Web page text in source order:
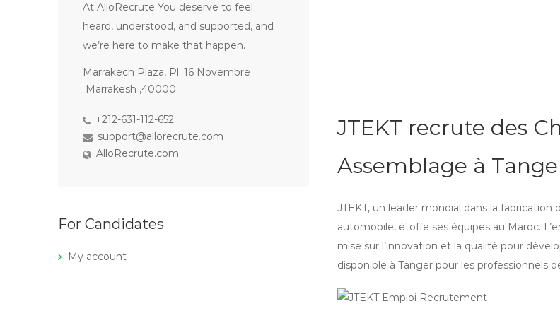
JTEKT recrute des
Assemblage à
JTEKT, un leader mondial dans la
automobile, étoffe ses équipes au Maroc.
mise sur l’innovation et la qualité pour
disponible à Tanger pour les professionnels
At AlloRecrute You deserve to feel
heard, understood, and supported, and
we’re here to make that happen.
Marrakech Plaza, Pl. 16 Novembre
Marrakesh ,40000
+212-631-112-652
support@allorecrute.com
AlloRecrute.com
For Candidates
My account